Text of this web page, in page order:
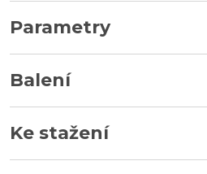
Parametry
Balení
Ke stažení